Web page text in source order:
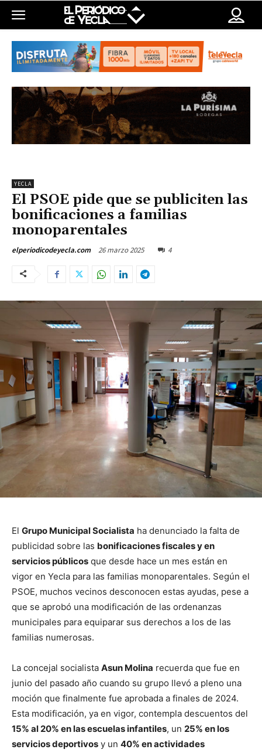
YECLA
El PSOE pide que se publiciten las
bonificaciones a familias
monoparentales
elperiodicodeyecla.com 26 marzo 2025 4
El Grupo Municipal Socialista ha denunciado la falta de
publicidad sobre las bonificaciones fiscales y en
servicios públicos que desde hace un mes están en
vigor en Yecla para las familias monoparentales. Según el
PSOE, muchos vecinos desconocen estas ayudas, pese a
que se aprobó una modificación de las ordenanzas
municipales para equiparar sus derechos a los de las
familias numerosas.
La concejal socialista Asun Molina recuerda que fue en
junio del pasado año cuando su grupo llevó a pleno una
moción que finalmente fue aprobada a finales de 2024.
Esta modificación, ya en vigor, contempla descuentos del
15% al 20% en las escuelas infantiles, un 25% en los
servicios deportivos y un 40% en actividades